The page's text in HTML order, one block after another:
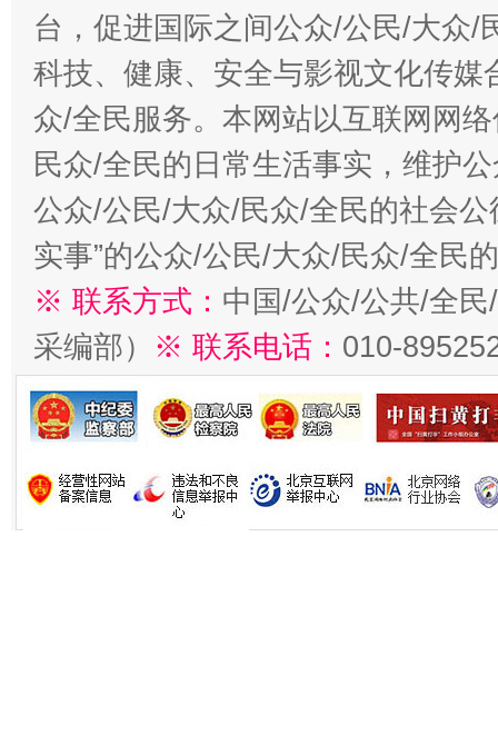
台，促进国际之间公众/公民/大众/
科技、健康、安全与影视文化传
众/全民服务。本网站以互联网网
民众/全民的日常生活事实，维护
公众/公民/大众/民众/全民的社会公
实事”的公众/公民/大众/民众/全民
※ 联系方式： 中国/公众/公共/全
采编部） ※ 联系电话： 010-